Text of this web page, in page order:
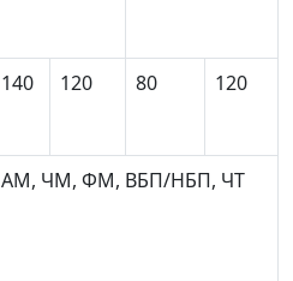
140 120 80 120
AM, ЧМ, ФМ, ВБП/НБП, ЧТ